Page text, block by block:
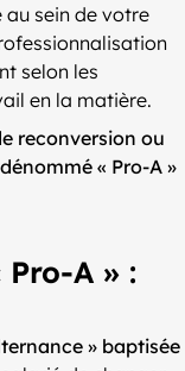
au sein de votre
selon les
en la matière.
reconversion ou
« Pro-A »
A » :
» baptisée